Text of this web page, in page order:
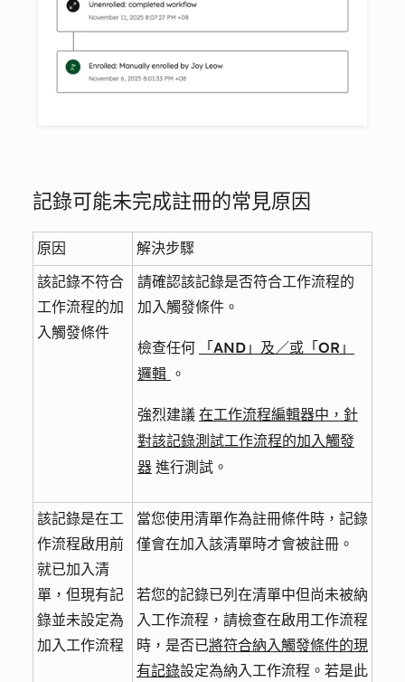
記錄可能未完成註冊的常見原因
原因 解決步驟
該記錄不符合
工作流程的加
入觸發條件
請確認該記錄是否符合工作流程的
加入觸發條件。
檢查任何
「AND」及／或「OR」
邏輯 。
強烈建議 在工作流程編輯器中，針
對該記錄測試工作流程的加入觸發
器 進行測試。
該記錄是在工
作流程啟用前
就已加入清
單，但現有記
錄並未設定為
加入工作流程
當您使用清單作為註冊條件時，記錄
僅會在加入該清單時才會被註冊。
若您的記錄已列在清單中但尚未被納
入工作流程，請檢查在啟用工作流程
時，是否已將符合納入觸發條件的現
有記錄設定為納入工作流程。若是此